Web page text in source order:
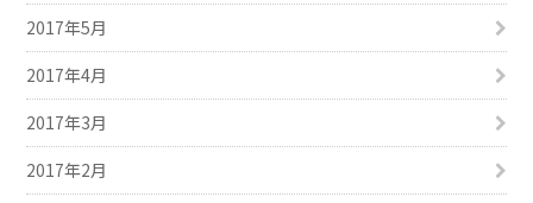
2017年5月
2017年4月
2017年3月
2017年2月